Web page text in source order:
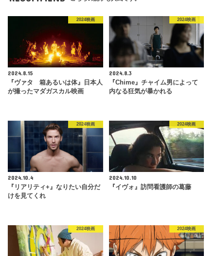
2024映画
2024.8.15
『ヴァタ 箱あるいは体』日本人
が撮ったマダガスカル映画
2024映画
2024.8.3
『Chime』チャイム男によって
内なる狂気が暴かれる
2024映画
2024.10.4
『リアリティ+』なりたい自分だ
けを見てくれ
2024映画
2024.10.10
『イヴォ』訪問看護師の葛藤
2024映画 2024映画